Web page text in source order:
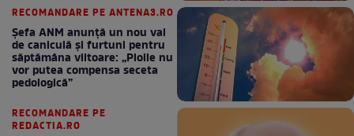
RECOMANDARE PE ANTENA3.RO
Șefa ANM anunță un nou val
de caniculă și furtuni pentru
săptămâna viitoare: „Ploile nu
vor putea compensa seceta
pedologică”
RECOMANDARE PE
REDACTIA.RO